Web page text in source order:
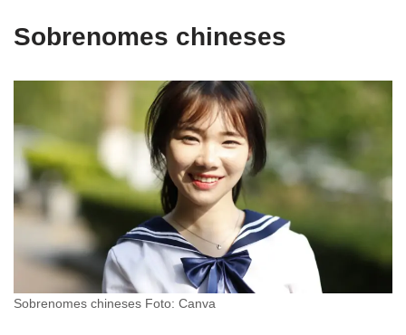
Sobrenomes chineses
Sobrenomes chineses Foto: Canva